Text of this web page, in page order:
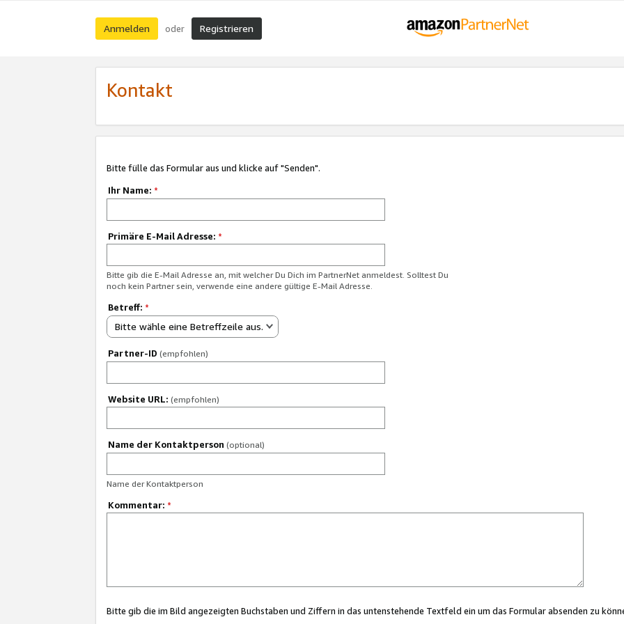
Anmelden oder Registrieren
Kontakt
Bitte fülle das Formular aus und klicke auf "Senden".
Ihr Name: *
Primäre E-Mail Adresse: *
Bitte gib die E-Mail Adresse an, mit welcher Du Dich im PartnerNet anmeldest. Solltest Du
noch kein Partner sein, verwende eine andere gültige E-Mail Adresse.
Betreff: *
Bitte wähle eine Betreffzeile aus.
Partner-ID (empfohlen)
Website URL: (empfohlen)
Name der Kontaktperson (optional)
Name der Kontaktperson
Kommentar: *
Bitte gib die im Bild angezeigten Buchstaben und Ziffern in das untenstehende Textfeld ein um das Formular absenden zu